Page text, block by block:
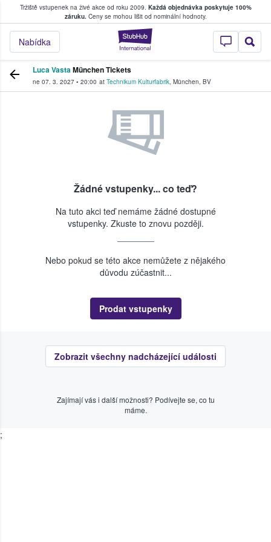
Tržiště vstupenek na živé akce od roku 2009. Každá objednávka poskytuje 100%
záruku.Ceny se mohou lišit od nominální hodnoty.
StubHub –
Nabídka
kde fanoušci kupují a prodávají vstupenky
Luca VastaMünchen Tickets
ne 07. 3. 2027 • 20:00 at Technikum Kulturfabrik, München, BV
Žádné vstupenky... co teď?
Na tuto akci teď nemáme žádné dostupné
vstupenky. Zkuste to znovu později.
Nebo pokud se této akce nemůžete z nějakého
důvodu zúčastnit...
Prodat vstupenky
Zobrazit všechny nadcházející události
Zajímají vás i další možnosti? Podívejte se, co tu
máme.
;